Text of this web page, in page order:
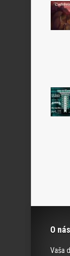
O nás
Vaša